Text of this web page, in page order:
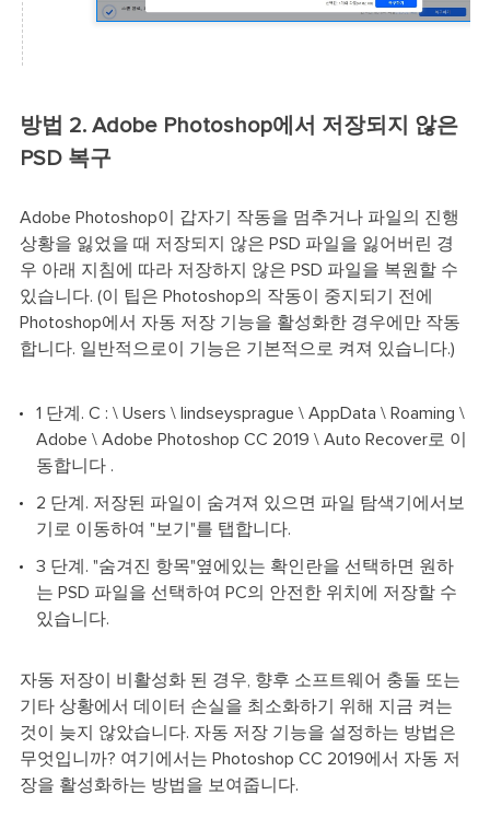
방법 2. Adobe Photoshop에서 저장되지 않은
PSD 복구
Adobe Photoshop이 갑자기 작동을 멈추거나 파일의 진행
상황을 잃었을 때 저장되지 않은 PSD 파일을 잃어버린 경
우 아래 지침에 따라 저장하지 않은 PSD 파일을 복원할 수
있습니다. (이 팁은 Photoshop의 작동이 중지되기 전에
Photoshop에서 자동 저장 기능을 활성화한 경우에만 작동
합니다. 일반적으로이 기능은 기본적으로 켜져 있습니다.)
1 단계. C : \ Users \ lindseysprague \ AppData \ Roaming \
Adobe \ Adobe Photoshop CC 2019 \ Auto Recover로 이
동합니다 .
2 단계. 저장된 파일이 숨겨져 있으면 파일 탐색기에서보
기로 이동하여 "보기"를 탭합니다.
3 단계. "숨겨진 항목"옆에있는 확인란을 선택하면 원하
는 PSD 파일을 선택하여 PC의 안전한 위치에 저장할 수
있습니다.
자동 저장이 비활성화 된 경우, 향후 소프트웨어 충돌 또는
기타 상황에서 데이터 손실을 최소화하기 위해 지금 켜는
것이 늦지 않았습니다. 자동 저장 기능을 설정하는 방법은
무엇입니까? 여기에서는 Photoshop CC 2019에서 자동 저
장을 활성화하는 방법을 보여줍니다.